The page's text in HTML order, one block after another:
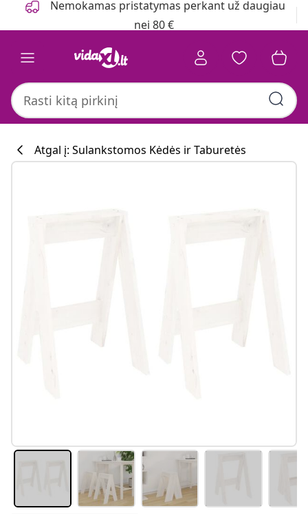
Nemokamas pristatymas perkant už daugiau
nei 80 €
Atgal į: Sulankstomos Kėdės ir Taburetės